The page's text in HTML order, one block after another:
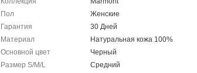
Пол
Женские
Гарантия
30 Дней
Материал
Натуральная кожа 100%
Основной цвет
Черный
Размер S/M/L
Средний